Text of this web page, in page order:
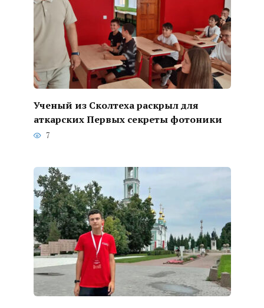
Ученый из Сколтеха раскрыл для
аткарских Первых секреты фотоники
7